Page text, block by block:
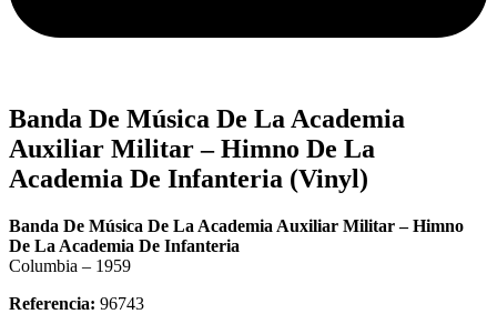
Banda De Música De La Academia
Auxiliar Militar – Himno De La
Academia De Infanteria (Vinyl)
Banda De Música De La Academia Auxiliar Militar – Himno
De La Academia De Infanteria
Columbia – 1959
Referencia: 96743